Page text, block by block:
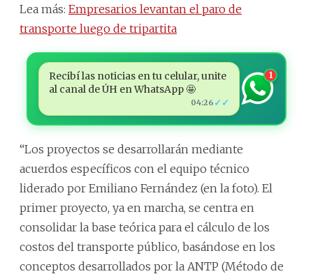
Lea más: Empresarios levantan el paro de
transporte luego de tripartita
Recibí las noticias en tu celular, unite
al canal de ÚH en WhatsApp 🤩
04:26 ✓✓
1
“Los proyectos se desarrollarán mediante
acuerdos específicos con el equipo técnico
liderado por Emiliano Fernández (en la foto). El
primer proyecto, ya en marcha, se centra en
consolidar la base teórica para el cálculo de los
costos del transporte público, basándose en los
conceptos desarrollados por la ANTP (Método de